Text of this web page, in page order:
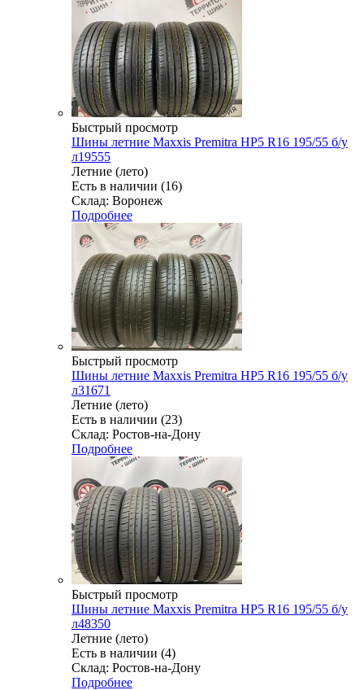
Быстрый просмотр
Шины летние Maxxis Premitra HP5 R16 195/55 б/у
л19555
Летние (лето)
Есть в наличии (16)
Склад: Воронеж
Подробнее
Быстрый просмотр
Шины летние Maxxis Premitra HP5 R16 195/55 б/у
л31671
Летние (лето)
Есть в наличии (23)
Склад: Ростов-на-Дону
Подробнее
Быстрый просмотр
Шины летние Maxxis Premitra HP5 R16 195/55 б/у
л48350
Летние (лето)
Есть в наличии (4)
Склад: Ростов-на-Дону
Подробнее